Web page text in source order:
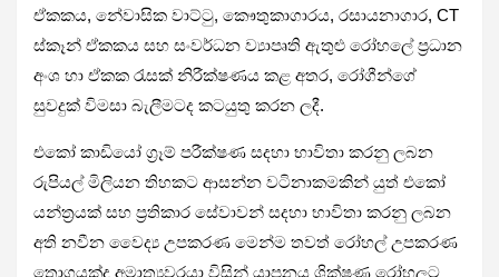
ඒකකය, නේවාසික වාට්ටු, කෞතුකාගාරය, රසායනාගාර, CT
ස්කෑන් ඒකකය සහ සංවර්ධන ව්‍යාපෘති ඇතුළු රෝහලේ ප්‍රධාන
අංශ හා ඒකක රැසක් නිරීක්ෂණය කළ අතර, රෝගීන්ගේ
සුවදුක් විමසා බැලීමටද කටයුතු කරන ලදී.
එකෝ කාඩියෝ ග්‍රෑම් පරීක්ෂණ සදහා භාවිතා කරනු ලබන
රුපියල් මිලියන තිහකට ආසන්න වටිනාකමකින් යුත් එකෝ
යන්ත්‍රයක් සහ ප්‍රතිකාර සේවාවන් සදහා භාවිතා කරනු ලබන
අති නවීන වෛද්‍ය උපකරණ මෙන්ම තවත් රෝහල් උපකරණ
තොගයක්ද අමාත්‍යවරයා විසින් යාපනය ශික්ෂණ රෝහලට